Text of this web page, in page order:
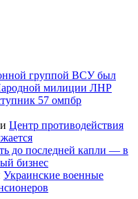
группой ВСУ был
милиции ЛНР
57 омпбр
Центр противодействия
до последней капли — в
бизнес
Украинские военные